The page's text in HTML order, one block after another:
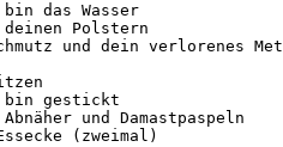
das Wasser
Polstern
und dein verlorenes
gestickt
und Damastpaspeln
(zweimal)